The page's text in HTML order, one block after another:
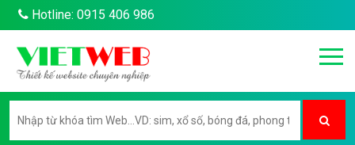
Hotline: 0915 406 986